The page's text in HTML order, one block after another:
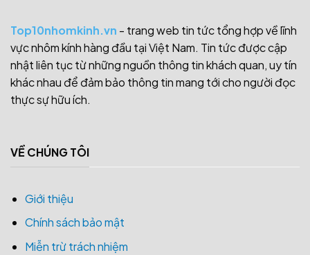
Top10nhomkinh.vn - trang web tin tức tổng hợp về lĩnh
vực nhôm kính hàng đầu tại Việt Nam. Tin tức được cập
nhật liên tục từ những nguồn thông tin khách quan, uy tín
khác nhau để đảm bảo thông tin mang tới cho người đọc
thực sự hữu ích.
VỀ CHÚNG TÔI
Giới thiệu
Chính sách bảo mật
Miễn trừ trách nhiệm